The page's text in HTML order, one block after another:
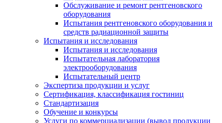
Обслуживание и ремонт рентгеновского
оборудования
Испытания рентгеновского оборудования и
средств радиационной защиты
Испытания и исследования
Испытания и исследования
Испытательная лаборатория
электрооборудования
Испытательный центр
Экспертиза продукции и услуг
Сертификация, классификация гостиниц
Стандартизация
Обучение и конкурсы
Услуги по коммерциализации (вывод продукции